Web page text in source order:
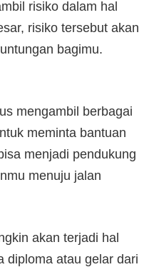
risiko dalam hal
risiko tersebut akan
bagimu.
mengambil berbagai
meminta bantuan
menjadi pendukung
menuju jalan
akan terjadi hal
diploma atau gelar dari